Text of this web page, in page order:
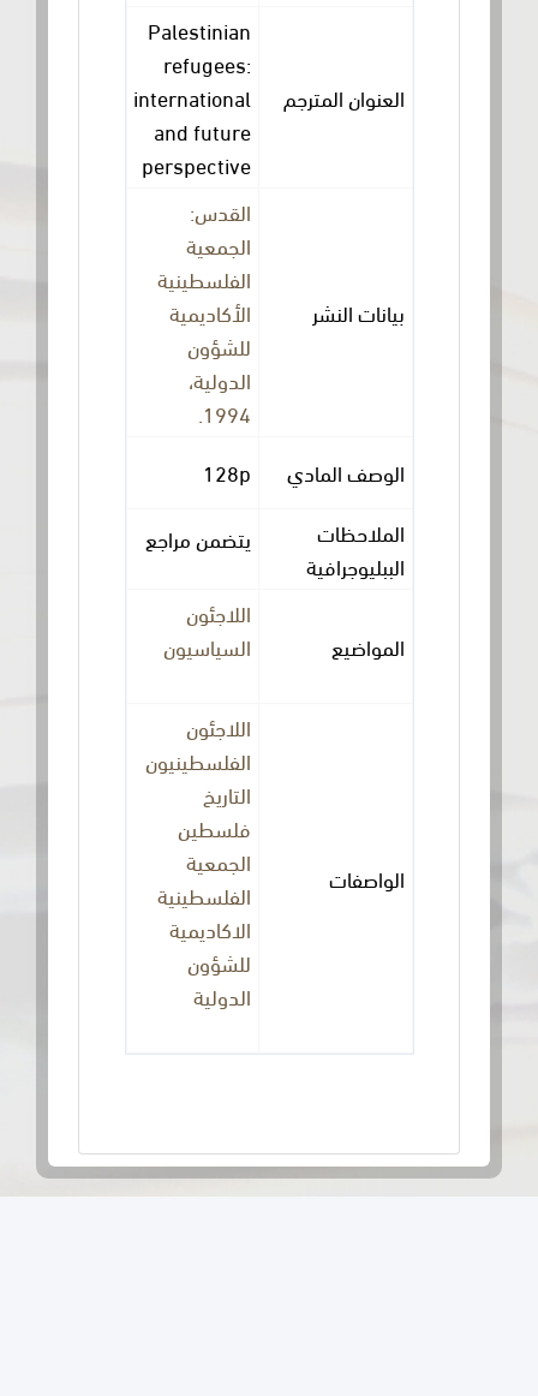
العنوان المترجم
Palestinian
refugees:
international
and future
perspective
بيانات النشر
القدس:
الجمعية
الفلسطينية
الأكاديمية
للشؤون
الدولية،
الوصف المادي
128p
الملاحظات
الببليوجرافية
يتضمن مراجع
المواضيع
اللاجئون
السياسيون
الواصفات
اللاجئون
الفلسطينيون
فلسطين
الجمعية
الفلسطينية
الاكاديمية
للشؤون
الدولية